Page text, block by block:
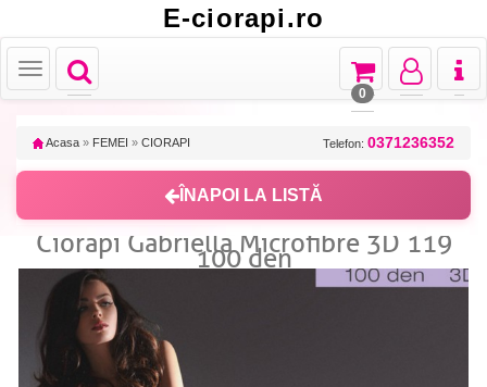
E-ciorapi.ro
Toggle
navigation
Toggle
Toggle
navigation
Toggle
navigation
Toggle
navigation
0
Acasa » FEMEI » CIORAPI Telefon: 0371236352
ÎNAPOI LA LISTĂ
Ciorapi Gabriella Microfibre 3D 119
100 den